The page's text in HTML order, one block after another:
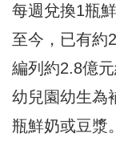
每週兌換1瓶
至今，已有約
編列約2.8億
幼兒園幼生為
瓶鮮奶或豆漿。